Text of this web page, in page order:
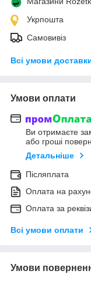
Укрпошта
Самовивіз
Всі умови
Умови оплати
Ви отримаєте
або гроші
Детальніше
Післяплата
Оплата на
Оплата за
Всі умови оплати
Умови